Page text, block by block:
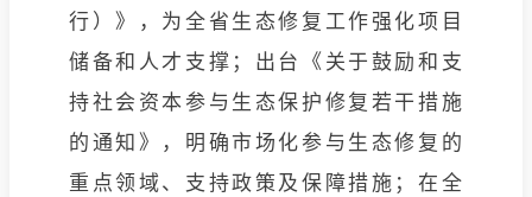
行）》，为全省生态修复工作强化项目
储备和人才支撑；出台《关于鼓励和支
持社会资本参与生态保护修复若干措施
的通知》，明确市场化参与生态修复的
重点领域、支持政策及保障措施；在全